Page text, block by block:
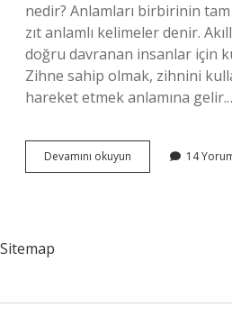
nedir? Anlamları birbirinin
zıt anlamlı kelimeler denir.
doğru davranan insanlar için
Zihne sahip olmak, zihnini
hareket etmek anlamına
Devamını okuyun
Zıt
14
Sitemap